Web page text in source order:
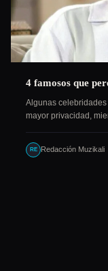
4 famosos que
Algunas
mayor privacidad,
RE Redacción Muzikali